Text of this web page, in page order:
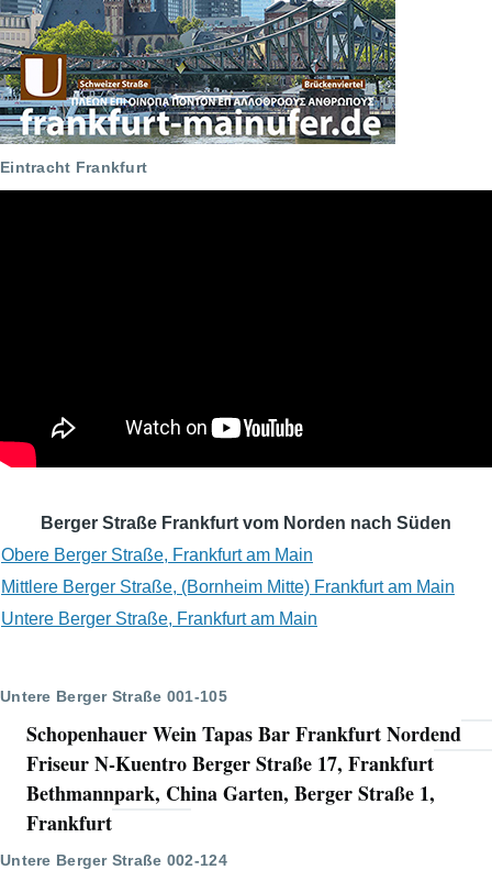
Eintracht Frankfurt
Berger Straße Frankfurt vom Norden nach Süden
Obere Berger Straße, Frankfurt am Main
Mittlere Berger Straße, (Bornheim Mitte) Frankfurt am Main
Untere Berger Straße, Frankfurt am Main
Untere Berger Straße 001-105
Schopenhauer Wein Tapas Bar Frankfurt Nordend
Friseur N-Kuentro Berger Straße 17, Frankfurt
Bethmannpark, China Garten, Berger Straße 1,
Frankfurt
Untere Berger Straße 002-124